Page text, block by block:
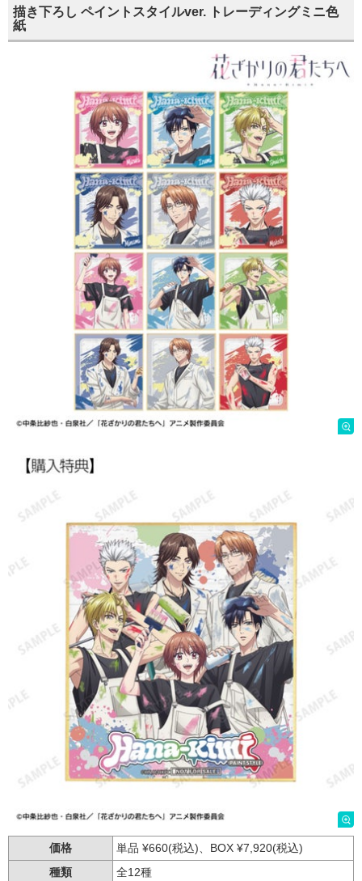
描き下ろし ペイントスタイルver. トレーディングミニ色
紙
価格
単品 ¥660(税込)、BOX ¥7,920(税込)
種類
全12種